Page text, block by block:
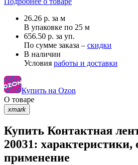
26.26 р. за м
В упаковке по 25 м
656.50 р. за уп.
По сумме заказа – скидки
В наличии
Условия работы и доставки
Купить на Ozon
О товаре
xmark
Купить Контактная
20031: характеристики,
применение